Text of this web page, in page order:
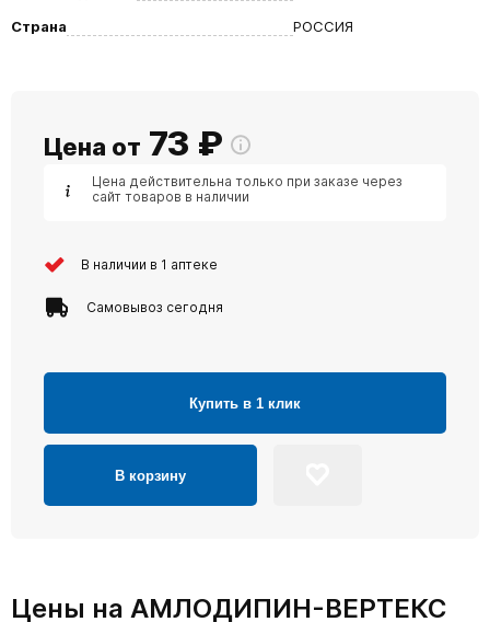
Страна
РОССИЯ
Цена от 73 ₽
Цена действительна только при заказе через
сайт товаров в наличии
В наличии в 1 аптеке
Самовывоз сегодня
Купить в 1 клик
В корзину
Цены на АМЛОДИПИН-ВЕРТЕКС